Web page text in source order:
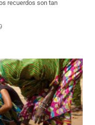
recuerdos son tan